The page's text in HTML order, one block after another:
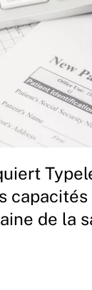
capacités
de la